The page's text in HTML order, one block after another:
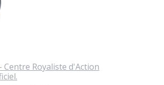
Centre Royaliste d'Action